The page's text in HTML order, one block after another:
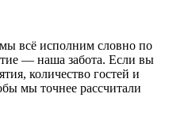
всё исполним словно по
— наша забота. Если вы
количество гостей и
мы точнее рассчитали